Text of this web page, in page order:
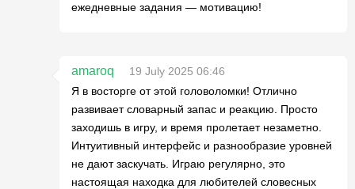
ежедневные задания — мотивацию!
amaroq
19 July 2025 06:46
Я в восторге от этой головоломки! Отлично
развивает словарный запас и реакцию. Просто
заходишь в игру, и время пролетает незаметно.
Интуитивный интерфейс и разнообразие уровней
не дают заскучать. Играю регулярно, это
настоящая находка для любителей словесных